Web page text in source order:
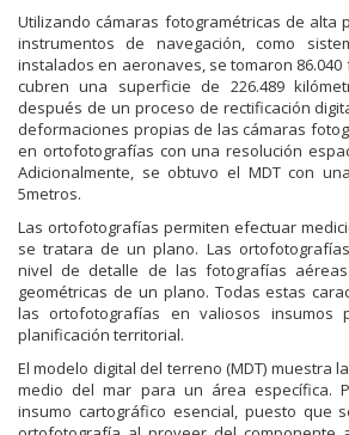
Utilizando cámaras fotogramétricas de alta
instrumentos de navegación, como
instalados en aeronaves, se tomaron
cubren una superficie de 226.489
después de un proceso de rectificación
deformaciones propias de las cámaras
en ortofotografías con una resolución
Adicionalmente, se obtuvo el MDT con
5metros.
Las ortofotografías permiten efectuar
se tratara de un plano. Las
nivel de detalle de las fotografías
geométricas de un plano. Todas estas
las ortofotografías en valiosos insumos
planificación territorial.
El modelo digital del terreno (MDT) muestra
medio del mar para un área específica.
insumo cartográfico esencial, puesto que